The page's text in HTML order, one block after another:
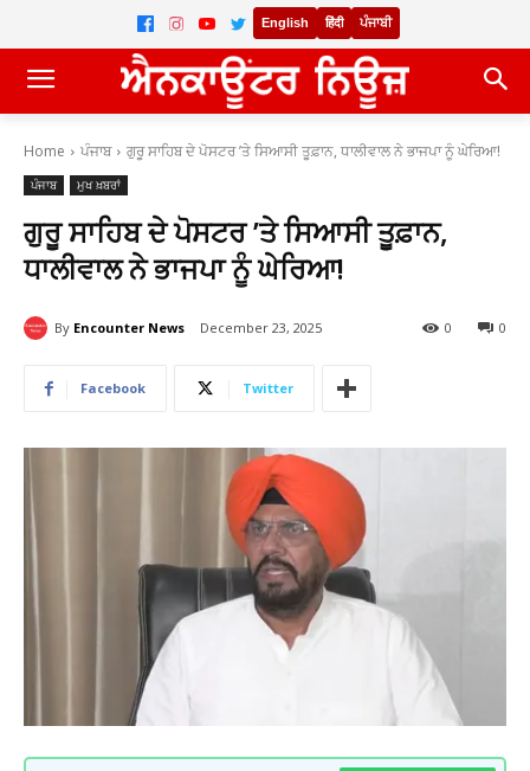
English हिंदी ਪੰਜਾਬੀ
Home ਪੰਜਾਬ ਗੁਰੂ ਸਾਹਿਬ ਦੇ ਪੋਸਟਰ ’ਤੇ ਸਿਆਸੀ ਤੂਫ਼ਾਨ, ਧਾਲੀਵਾਲ ਨੇ ਭਾਜਪਾ ਨੂੰ ਘੇਰਿਆ!
ਪੰਜਾਬ ਮੁਖ ਖ਼ਬਰਾਂ
ਗੁਰੂ ਸਾਹਿਬ ਦੇ ਪੋਸਟਰ ’ਤੇ ਸਿਆਸੀ ਤੂਫ਼ਾਨ,
ਧਾਲੀਵਾਲ ਨੇ ਭਾਜਪਾ ਨੂੰ ਘੇਰਿਆ!
By Encounter News December 23, 2025 0
0
Facebook Twitter